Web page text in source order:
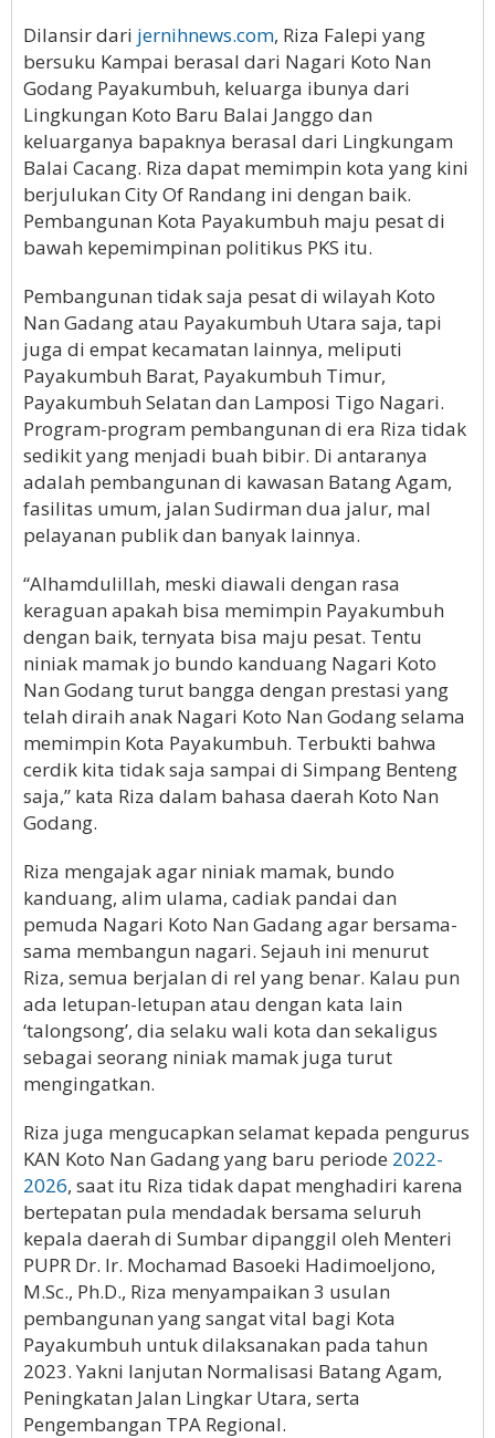
Dilansir dari jernihnews.com, Riza Falepi yang
bersuku Kampai berasal dari Nagari Koto Nan
Godang Payakumbuh, keluarga ibunya dari
Lingkungan Koto Baru Balai Janggo dan
keluarganya bapaknya berasal dari Lingkungam
Balai Cacang. Riza dapat memimpin kota yang kini
berjulukan City Of Randang ini dengan baik.
Pembangunan Kota Payakumbuh maju pesat di
bawah kepemimpinan politikus PKS itu.
Pembangunan tidak saja pesat di wilayah Koto
Nan Gadang atau Payakumbuh Utara saja, tapi
juga di empat kecamatan lainnya, meliputi
Payakumbuh Barat, Payakumbuh Timur,
Payakumbuh Selatan dan Lamposi Tigo Nagari.
Program-program pembangunan di era Riza tidak
sedikit yang menjadi buah bibir. Di antaranya
adalah pembangunan di kawasan Batang Agam,
fasilitas umum, jalan Sudirman dua jalur, mal
pelayanan publik dan banyak lainnya.
“Alhamdulillah, meski diawali dengan rasa
keraguan apakah bisa memimpin Payakumbuh
dengan baik, ternyata bisa maju pesat. Tentu
niniak mamak jo bundo kanduang Nagari Koto
Nan Godang turut bangga dengan prestasi yang
telah diraih anak Nagari Koto Nan Godang selama
memimpin Kota Payakumbuh. Terbukti bahwa
cerdik kita tidak saja sampai di Simpang Benteng
saja,” kata Riza dalam bahasa daerah Koto Nan
Godang.
Riza mengajak agar niniak mamak, bundo
kanduang, alim ulama, cadiak pandai dan
pemuda Nagari Koto Nan Gadang agar bersama-
sama membangun nagari. Sejauh ini menurut
Riza, semua berjalan di rel yang benar. Kalau pun
ada letupan-letupan atau dengan kata lain
‘talongsong’, dia selaku wali kota dan sekaligus
sebagai seorang niniak mamak juga turut
mengingatkan.
Riza juga mengucapkan selamat kepada pengurus
KAN Koto Nan Gadang yang baru periode 2022-
2026, saat itu Riza tidak dapat menghadiri karena
bertepatan pula mendadak bersama seluruh
kepala daerah di Sumbar dipanggil oleh Menteri
PUPR Dr. Ir. Mochamad Basoeki Hadimoeljono,
M.Sc., Ph.D., Riza menyampaikan 3 usulan
pembangunan yang sangat vital bagi Kota
Payakumbuh untuk dilaksanakan pada tahun
2023. Yakni lanjutan Normalisasi Batang Agam,
Peningkatan Jalan Lingkar Utara, serta
Pengembangan TPA Regional.